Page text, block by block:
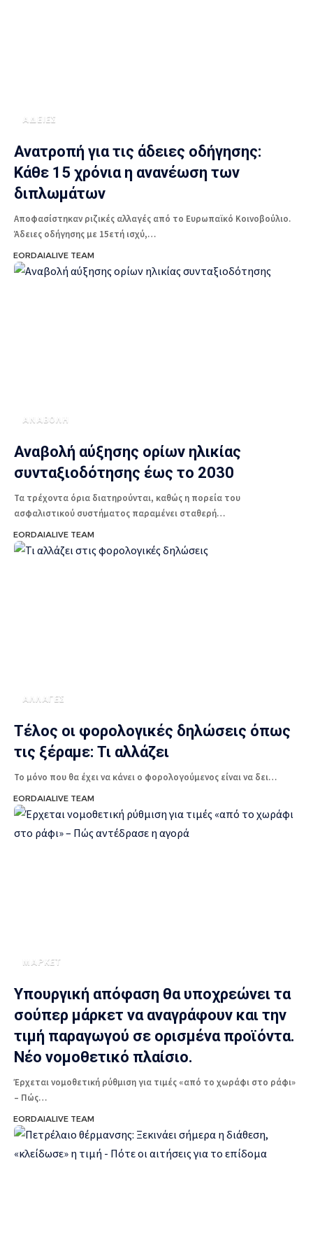
ΑΔΕΙΕΣ
Ανατροπή για τις άδειες οδήγησης:
Κάθε 15 χρόνια η ανανέωση των
διπλωμάτων
Αποφασίστηκαν ριζικές αλλαγές από το Ευρωπαϊκό Κοινοβούλιο.
Άδειες οδήγησης με 15ετή ισχύ,…
EORDAIALIVE TEAM
ΑΝΑΒΟΛΗ
Αναβολή αύξησης ορίων ηλικίας
συνταξιοδότησης έως το 2030
Τα τρέχοντα όρια διατηρούνται, καθώς η πορεία του
ασφαλιστικού συστήματος παραμένει σταθερή…
EORDAIALIVE TEAM
ΑΛΛΑΓΕΣ
Τέλος οι φορολογικές δηλώσεις όπως
τις ξέραμε: Τι αλλάζει
Το μόνο που θα έχει να κάνει ο φορολογούμενος είναι να δει…
EORDAIALIVE TEAM
ΜΑΡΚΕΤ
Υπουργική απόφαση θα υποχρεώνει τα
σούπερ μάρκετ να αναγράφουν και την
τιμή παραγωγού σε ορισμένα προϊόντα.
Νέο νομοθετικό πλαίσιο.
Έρχεται νομοθετική ρύθμιση για τιμές «από το χωράφι στο ράφι»
– Πώς…
EORDAIALIVE TEAM